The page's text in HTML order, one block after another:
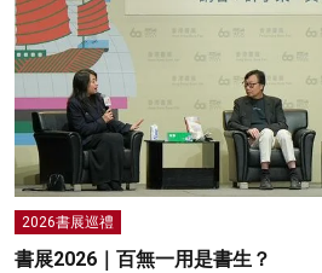
2026書展巡禮
書展2026｜百無一用是書生？